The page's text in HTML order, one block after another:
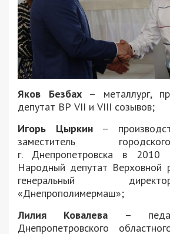
Яков Безбах– металлург,
депутат ВР VII и VIII созывов;
Игорь Цыркин–
заместитель
г. Днепропетровска в
Народный депутат Верховной
генеральный
«Днепрополимермаш»;
Лилия Ковалева –
Днепропетровского